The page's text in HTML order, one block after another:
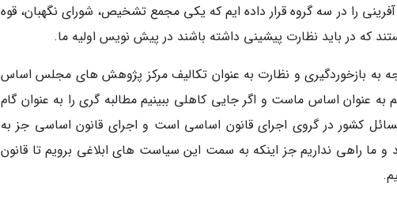
را در سه گروه قرار داده ایم که یکی مجمع تشخیص، شورای نگهبان، قوه
که در باید نظارت پیشینی داشته باشند در پیش نویس اولیه ما.
به بازخوردگیری و نظارت به عنوان تکالیف مرکز پژوهش های مجلس اساس
عنوان اساس ماست و اگر جایی کاهلی ببینیم مطالبه گری را به عنوان گام
کشور در گروی اجرای قانون اساسی است و اجرای قانون اساسی جز به
ما راهی نداریم جز اینکه به سمت این سیاست های ابلاغی برویم تا قانون